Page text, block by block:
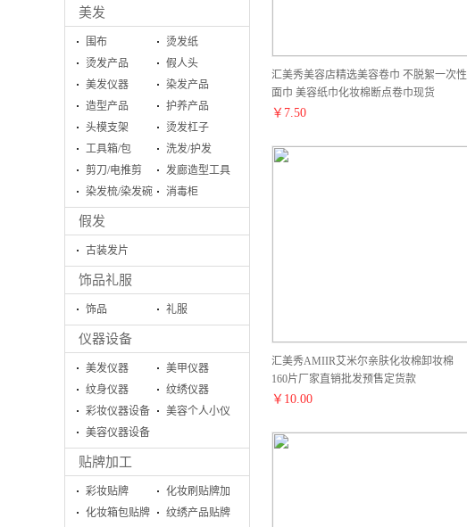
美发
围布
烫发纸
烫发产品
假人头
美发仪器
染发产品
造型产品
护养产品
头模支架
烫发杠子
工具箱/包
洗发/护发
剪刀/电推剪
发廊造型工具
染发梳/染发碗
消毒柜
假发
古装发片
饰品礼服
饰品 礼服
仪器设备
美发仪器
美甲仪器
纹身仪器
纹绣仪器
彩妆仪器设备
美容个人小仪
美容仪器设备
系列
贴牌加工
彩妆贴牌
化妆刷贴牌加
工
化妆箱包贴牌
纹绣产品贴牌
汇美秀美容店精选美容卷巾 不脱絮一次性
面巾 美容纸巾化妆棉断点卷巾现货
￥ 7.50
汇美秀AMIIR艾米尔亲肤化妆棉卸妆棉
160片厂家直销批发预售定货款
￥ 10.00